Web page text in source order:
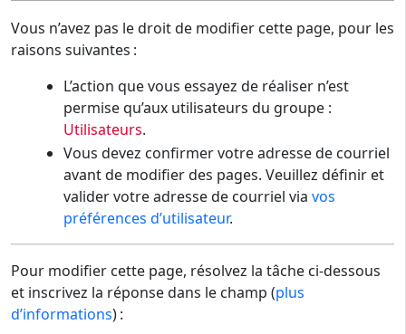
Vous n’avez pas le droit de modifier cette page, pour les
raisons suivantes :
L’action que vous essayez de réaliser n’est
permise qu’aux utilisateurs du groupe :
Utilisateurs.
Vous devez confirmer votre adresse de courriel
avant de modifier des pages. Veuillez définir et
valider votre adresse de courriel via vos
préférences d’utilisateur.
Pour modifier cette page, résolvez la tâche ci-dessous
et inscrivez la réponse dans le champ (plus
d’informations) :